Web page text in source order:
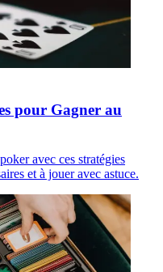
pour Gagner au
avec ces stratégies
et à jouer avec astuce.